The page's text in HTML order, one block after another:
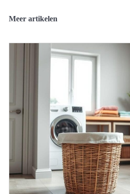
Meer artikelen